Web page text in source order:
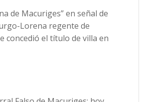
de Macuriges” en señal de
Lorena regente de
concedió el título de villa en